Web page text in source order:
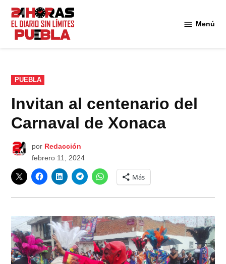
Saltar
contenido
Menú
PUBLICADO
EN
PUEBLA
Invitan al centenario del
Carnaval de Xonaca
por Redacción
febrero 11, 2024
Más